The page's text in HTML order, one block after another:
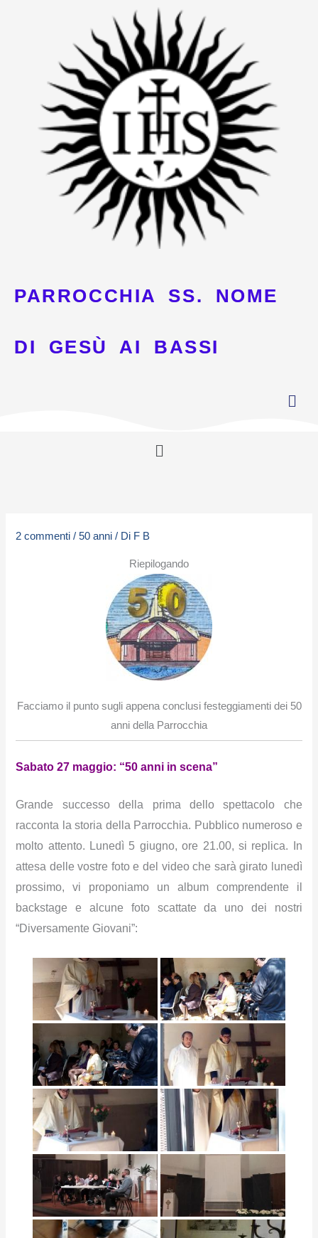
PARROCCHIA SS. NOME
DI GESÙ AI BASSI
Menu
2 commenti /50 anni / Di F B
Riepilogando
Facciamo il punto sugli appena conclusi festeggiamenti dei 50
anni della Parrocchia
Sabato 27 maggio: “50 anni in scena”
Grande successo della prima dello spettacolo che
racconta la storia della Parrocchia. Pubblico numeroso e
molto attento. Lunedì 5 giugno, ore 21.00, si replica. In
attesa delle vostre foto e del video che sarà girato lunedì
prossimo, vi proponiamo un album comprendente il
backstage e alcune foto scattate da uno dei nostri
“Diversamente Giovani”: